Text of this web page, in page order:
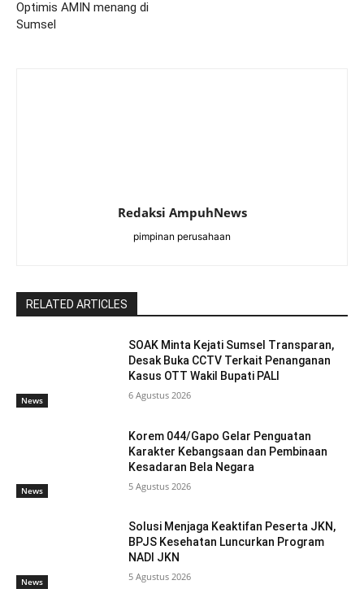
Optimis AMIN menang di
Sumsel
Redaksi AmpuhNews
pimpinan perusahaan
RELATED ARTICLES
News
SOAK Minta Kejati Sumsel Transparan,
Desak Buka CCTV Terkait Penanganan
Kasus OTT Wakil Bupati PALI
6 Agustus 2026
News
Korem 044/Gapo Gelar Penguatan
Karakter Kebangsaan dan Pembinaan
Kesadaran Bela Negara
5 Agustus 2026
News
Solusi Menjaga Keaktifan Peserta JKN,
BPJS Kesehatan Luncurkan Program
NADI JKN
5 Agustus 2026